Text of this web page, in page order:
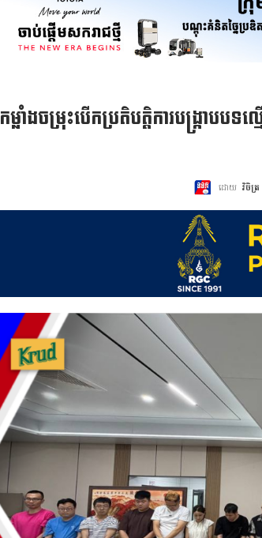
កម្លាំងចម្រុះបើកប្រតិបត្តិការបង្ក្រា
ដោយ វិចិត្រ